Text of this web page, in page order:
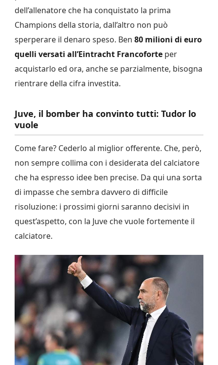
dell’allenatore che ha conquistato la prima
Champions della storia, dall’altro non può
sperperare il denaro speso. Ben 80 milioni di euro
quelli versati all’Eintracht Francoforte per
acquistarlo ed ora, anche se parzialmente, bisogna
rientrare della cifra investita.
Juve, il bomber ha convinto tutti: Tudor lo
vuole
Come fare? Cederlo al miglior offerente. Che, però,
non sempre collima con i desiderata del calciatore
che ha espresso idee ben precise. Da qui una sorta
di impasse che sembra davvero di difficile
risoluzione: i prossimi giorni saranno decisivi in
quest’aspetto, con la Juve che vuole fortemente il
calciatore.